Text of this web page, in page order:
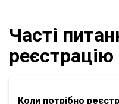
Часті
Коли потрібно